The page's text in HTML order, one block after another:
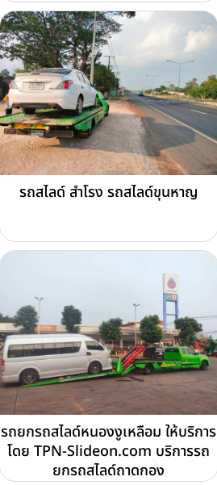
รถสไลด์ สำโรง รถสไลด์ขุนหาญ
รถยกรถสไลด์หนองงูเหลือม ให้บริการ
โดย TPN-Slideon.com บริการรถ
ยกรถสไลด์ถาดกอง